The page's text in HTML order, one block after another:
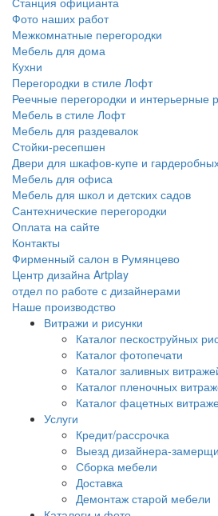
Фото наших работ
Межкомнатные перегородки
Мебель для дома
Кухни
Перегородки в стиле Лофт
Реечные перегородки и интерьерные
Мебель в стиле Лофт
Мебель для раздевалок
Стойки-ресепшен
Двери для шкафов-купе и
Мебель для офиса
Мебель для школ и детских садов
Сантехнические перегородки
Оплата на сайте
Контакты
Фирменный салон в Румянцево
Центр дизайна Artplay
отдел по работе с дизайнерами
Наше производство
Витражи и рисунки
Каталог пескоструйных
Каталог фотопечати
Каталог заливных
Каталог пленочных
Каталог фацетных
Услуги
Кредит/рассрочка
Выезд дизайнера-
Сборка мебели
Доставка
Демонтаж старой мебели